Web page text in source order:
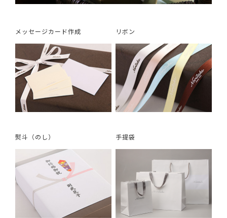
メッセージカード作成 リボン
熨斗（のし） 手提袋